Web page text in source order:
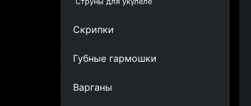
Скрипки
Губные гармошки
Варганы